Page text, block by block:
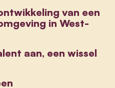
van een
in West-
aan, een wissel